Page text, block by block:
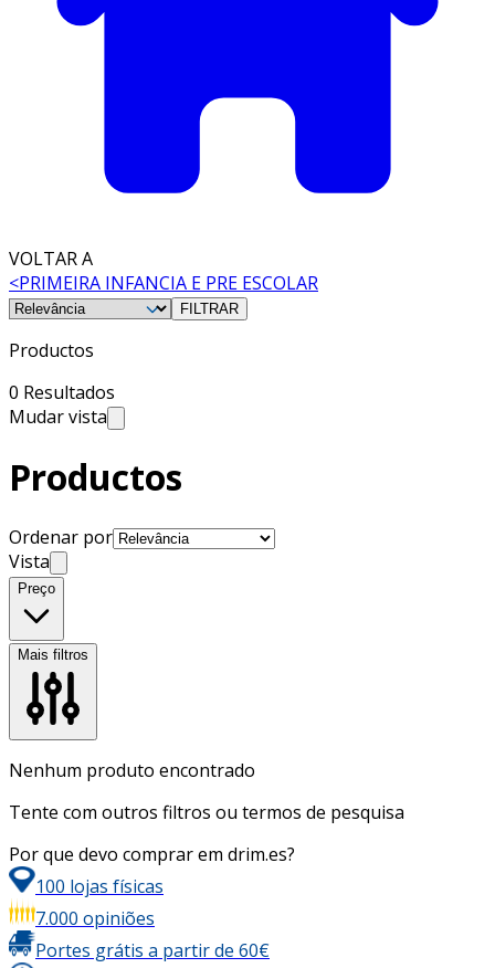
VOLTAR A
<PRIMEIRA INFANCIA E PRE ESCOLAR
FILTRAR
Productos
0 Resultados
Mudar vista
Productos
Ordenar por
Vista
Preço
Mais filtros
Nenhum produto encontrado
Tente com outros filtros ou termos de pesquisa
Por que devo comprar em drim.es?
100 lojas físicas
7.000 opiniões
Portes grátis a partir de 60€